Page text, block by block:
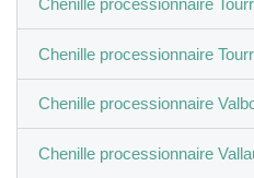
Chenille processionnaire
Chenille processionnaire
Chenille processionnaire
Chenille processionnaire